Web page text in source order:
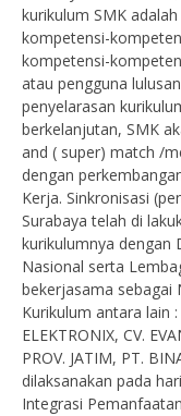
kurikulum SMK
kompetensi-
kompetensi-
atau pengguna
penyelarasan
berkelanjutan, SMK
and ( super) match /
dengan
Kerja. Sinkronisasi
Surabaya telah di
kurikulumnya dengan
Nasional serta
bekerjasama sebagai
Kurikulum antara lain :
ELEKTRONIX, CV.
PROV. JATIM, PT.
dilaksanakan pada
Integrasi